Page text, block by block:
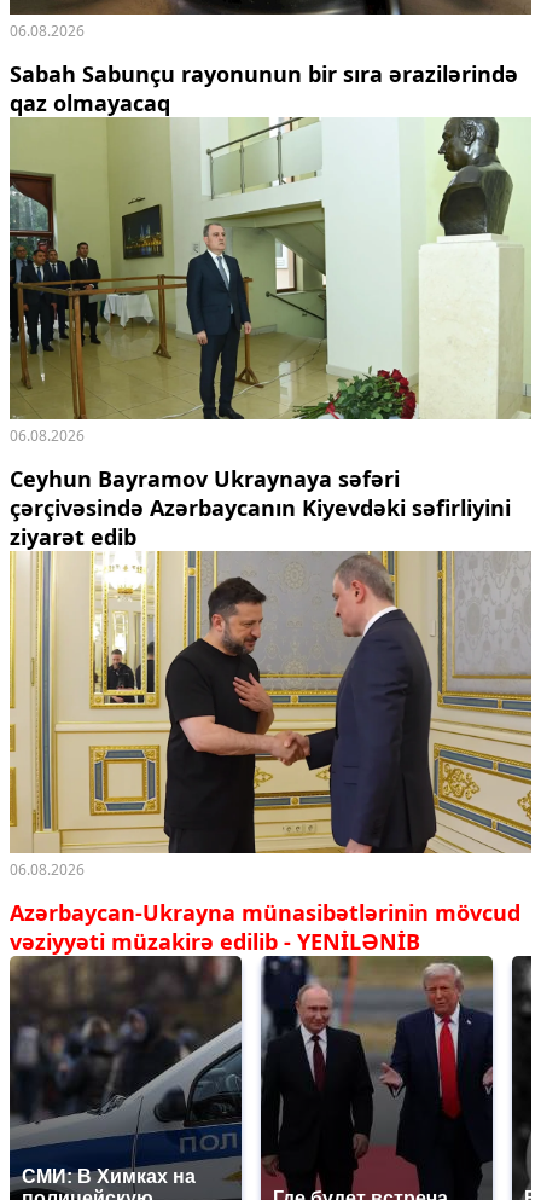
06.08.2026
Sabah Sabunçu rayonunun bir sıra ərazilərində
qaz olmayacaq
06.08.2026
Ceyhun Bayramov Ukraynaya səfəri
çərçivəsində Azərbaycanın Kiyevdəki səfirliyini
ziyarət edib
06.08.2026
Azərbaycan-Ukrayna münasibətlərinin mövcud
vəziyyəti müzakirə edilib - YENİLƏNİB
СМИ: В Химках на